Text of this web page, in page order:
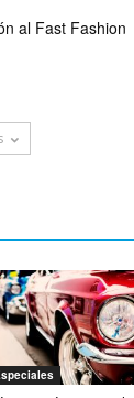
al Fast Fashion